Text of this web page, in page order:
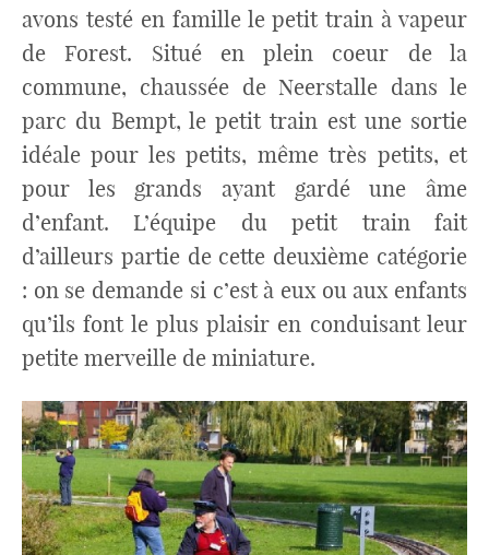
avons testé en famille le petit train à vapeur
de Forest. Situé en plein coeur de la
commune, chaussée de Neerstalle dans le
parc du Bempt, le petit train est une sortie
idéale pour les petits, même très petits, et
pour les grands ayant gardé une âme
d’enfant. L’équipe du petit train fait
d’ailleurs partie de cette deuxième catégorie
: on se demande si c’est à eux ou aux enfants
qu’ils font le plus plaisir en conduisant leur
petite merveille de miniature.